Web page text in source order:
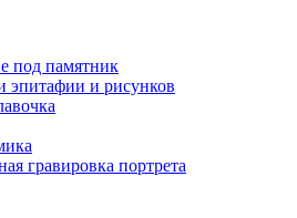
под памятник
эпитафии и рисунков
гравировка портрета